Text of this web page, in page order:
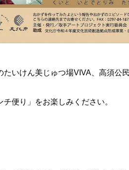
いけん美じゅつ場VIVA、高須公
便り」をお楽しみください。